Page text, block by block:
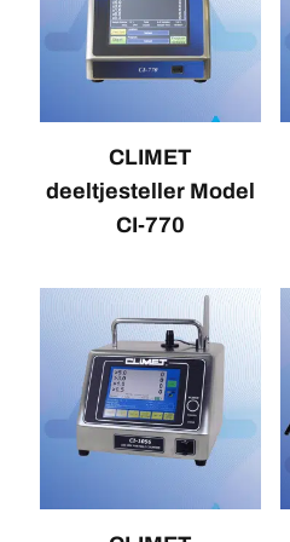
CLIMET
deeltjesteller Model
CI-770